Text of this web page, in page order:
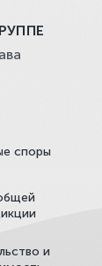
споры
и